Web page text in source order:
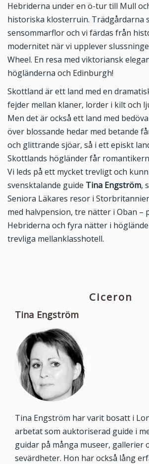
Hebriderna under en ö-tur till Mull
historiska klosterruin. Trädgårdarna
sensommarflor och vi färdas från
modernitet när vi upplever
Wheel. En resa med viktoriansk
högländerna och Edinburgh!
Skottland är ett land med en
fejder mellan klaner, lorder i kilt och
Men det är också ett land med
över blossande hedar med betande
och glittrande sjöar, så i ett episkt
Skottlands högländer får
Vi leds på ett mycket trevligt och
svensktalande guide Tina Engström,
Seniora Läkares resor i
med halvpension, tre nätter i Oban –
Hebriderna och fyra nätter i
trevliga mellanklasshotell.
Ciceron
Tina Engström
Tina Engström har varit bosatt i
arbetat som auktoriserad guide i
guidar på många museer, gallerier
sevärdheter. Hon har också lång